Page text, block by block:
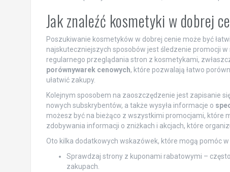
Jak znaleźć kosmetyki w dobrej
Poszukiwanie kosmetyków w dobrej cenie może być
najskuteczniejszych sposobów jest śledzenie promocji
regularnego przeglądania stron z kosmetykami,
porównywarek cenowych, które pozwalają łatwo
ułatwić zakupy.
Kolejnym sposobem na zaoszczędzenie jest zapisanie
nowych subskrybentów, a także wysyła informacje o
możesz być na bieżąco z wszystkimi promocjami, które
zdobywania informacji o zniżkach i akcjach, które
Oto kilka dodatkowych wskazówek, które mogą pomóc
Sprawdzaj strony z kuponami rabatowymi –
zakupach.